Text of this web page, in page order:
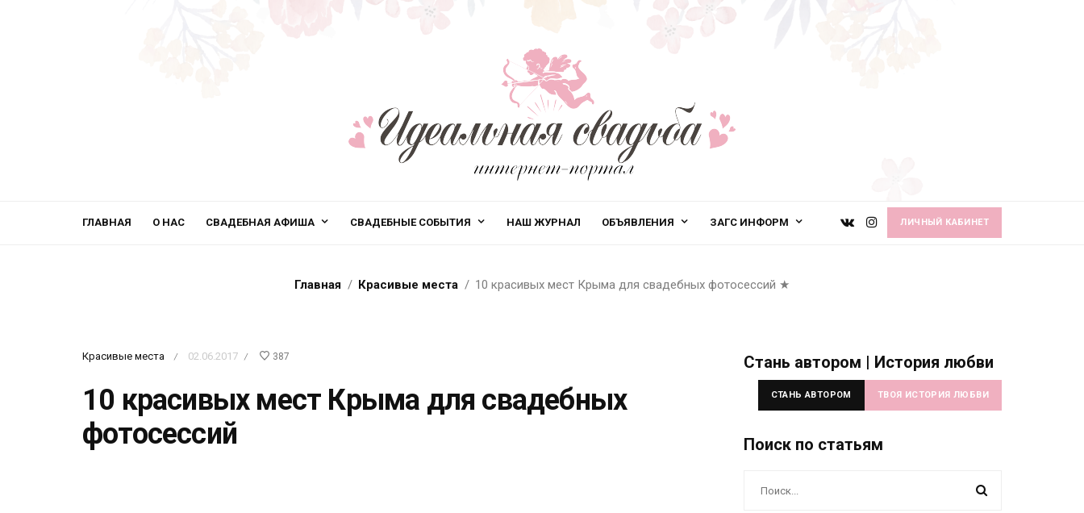
ГЛАВНАЯ О НАС СВАДЕБНАЯ АФИША СВАДЕБНЫЕ СОБЫТИЯ НАШ ЖУРНАЛ ОБЪЯВЛЕНИЯ ЗАГС ИНФОРМ ЛИЧНЫЙ КАБИНЕТ
Главная Красивые места 10 красивых мест Крыма для свадебных фотосессий ★
Красивые места / 02.06.2017 / 387
10 красивых мест Крыма для свадебных
фотосессий
Стань автором | История любви
ТВОЯ ИСТОРИЯ ЛЮБВИ
СТАНЬ АВТОРОМ
Поиск по статьям